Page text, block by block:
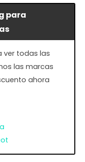
para
ver todas las
las marcas
ahora